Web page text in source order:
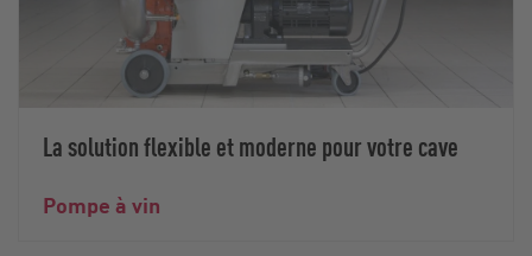
La solution flexible et moderne pour votre cave
Pompe à vin